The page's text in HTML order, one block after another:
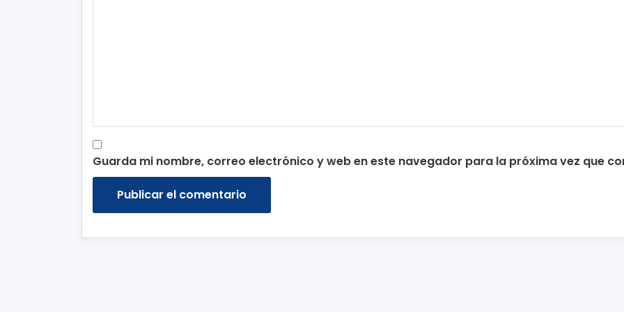
Guarda mi nombre, correo electrónico y web en este navegador para la próxima vez que